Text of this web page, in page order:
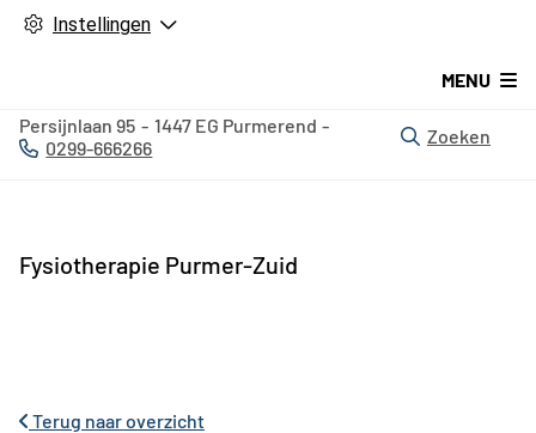
Instellingen
Fysiotherapie Purmer-Zuid
MENU
Persijnlaan 95 1447 EG Purmerend
Tel:
0299-666266
Zoeken
Terug naar overzicht